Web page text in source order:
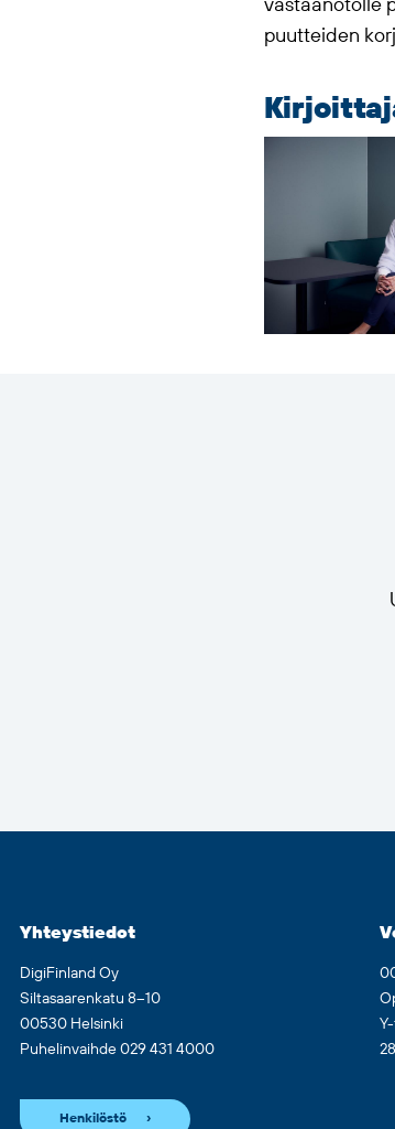
vastaanotolle
puutteiden
Yhteystiedot
DigiFinland Oy
Siltasaarenkatu 8–10
00530 Helsinki
Puhelinvaihde 029 431 4000
Henkilöstö